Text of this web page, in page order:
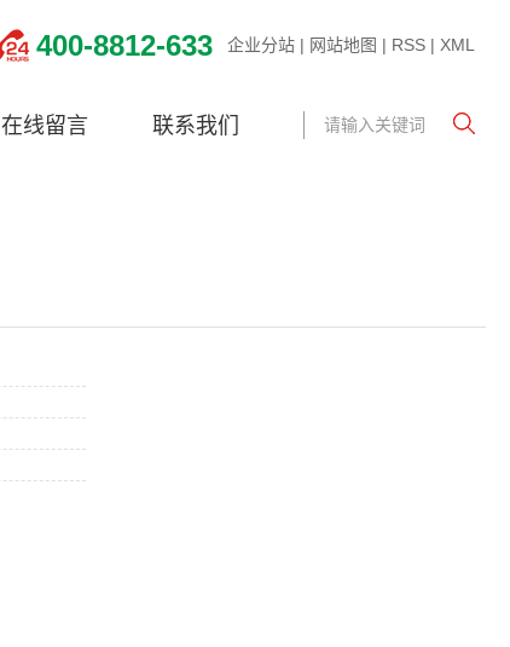
企业分站| 网站地图 | RSS| XML
400-8812-633
在线留言 联系我们